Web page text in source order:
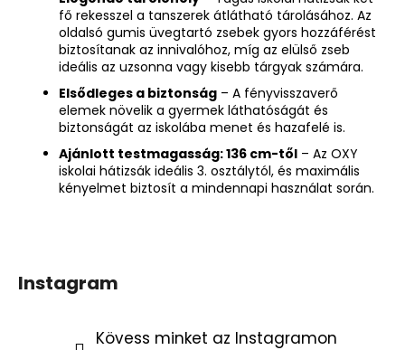
fő rekesszel a tanszerek átlátható tárolásához. Az
oldalsó gumis üvegtartó zsebek gyors hozzáférést
biztosítanak az innivalóhoz, míg az elülső zseb
ideális az uzsonna vagy kisebb tárgyak számára.
Elsődleges a biztonság – A fényvisszaverő
elemek növelik a gyermek láthatóságát és
biztonságát az iskolába menet és hazafelé is.
Ajánlott testmagasság: 136 cm-től – Az OXY
iskolai hátizsák ideális 3. osztálytól, és maximális
kényelmet biztosít a mindennapi használat során.
Instagram
Kövess minket az Instagramon